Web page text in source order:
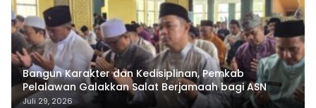
Bangun Karakter dan Kedisiplinan, Pemkab
Pelalawan Galakkan Salat Berjamaah bagi ASN
Juli 29, 2026